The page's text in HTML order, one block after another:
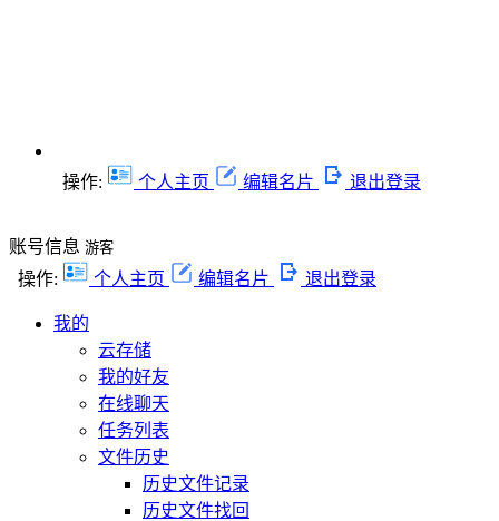
操作: 个人主页 编辑名片 退出登录
账号信息 游客
操作: 个人主页 编辑名片 退出登录
我的
云存储
我的好友
在线聊天
任务列表
文件历史
历史文件记录
历史文件找回